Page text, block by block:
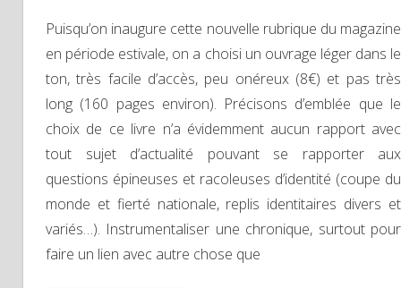
Puisqu’on inaugure cette nouvelle rubrique du magazine
en période estivale, on a choisi un ouvrage léger dans le
ton, très facile d’accès, peu onéreux (8€) et pas très
long (160 pages environ). Précisons d’emblée que le
choix de ce livre n’a évidemment aucun rapport avec
tout sujet d’actualité pouvant se rapporter aux
questions épineuses et racoleuses d’identité (coupe du
monde et fierté nationale, replis identitaires divers et
variés…). Instrumentaliser une chronique, surtout pour
faire un lien avec autre chose que